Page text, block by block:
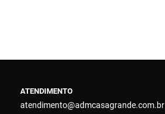
ATENDIMENTO
atendimento@admcasagrande.com.br